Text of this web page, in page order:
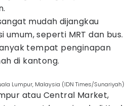
mudah dijangkau
seperti MRT dan bus.
tempat penginapan
di kantong.
Lumpur, Malaysia (IDN Times/Sunariyah)
atau Central Market,